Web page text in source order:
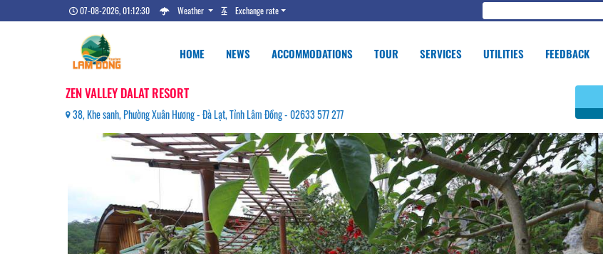
07-08-2026, 01:12:31 Weather Exchange rate
HOME NEWS ACCOMMODATIONS TOUR SERVICES UTILITIES FEEDBACK
ZEN VALLEY DALAT RESORT
38, Khe sanh, Phường Xuân Hương - Đà Lạt, Tỉnh Lâm Đồng - 02633 577 277